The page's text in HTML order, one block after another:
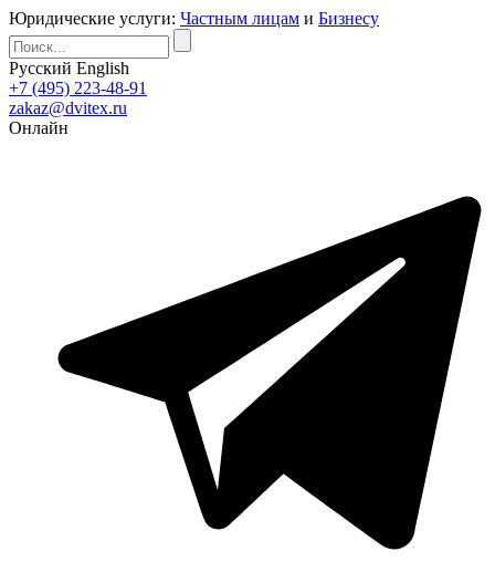
Юридические услуги: Частным лицам и Бизнесу
Русский English
+7 (495) 223-48-91
zakaz@dvitex.ru
Онлайн